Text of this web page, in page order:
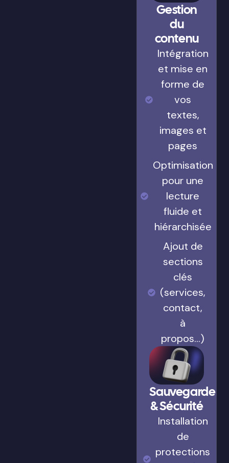
Gestion
du
contenu
Intégration
et mise en
forme de
vos
textes,
images et
pages
Optimisation
pour une
lecture
fluide et
hiérarchisée
Ajout de
sections
clés
(services,
contact,
à
propos…)
Sauvegarde
& Sécurité
Installation
de
protections